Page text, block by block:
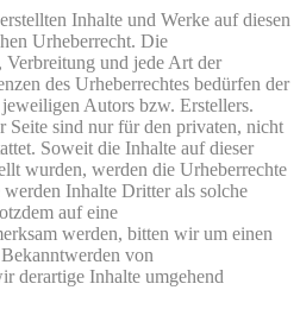
Inhalte und Werke auf diesen
Urheberrecht. Die
und jede Art der
des Urheberrechtes bedürfen der
Autors bzw. Erstellers.
Seite sind nur für den privaten, nicht
Soweit die Inhalte auf dieser
wurden, werden die Urheberrechte
Inhalte Dritter als solche
auf eine
werden, bitten wir um einen
von
derartige Inhalte umgehend